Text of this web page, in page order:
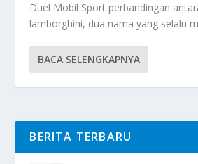
Duel Mobil Sport perbandingan
lamborghini, dua nama yang selalu
BACA SELENGKAPNYA
BERITA TERBARU